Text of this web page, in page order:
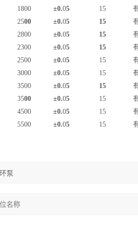
1800 ±0.05 15
2500 ±0.05 15
2800 ±0.05 15
2300 ±0.05 15
2500 ±0.05 15
3000 ±0.05 15
3500 ±0.05 15
3500 ±0.05 15
4500 ±0.05 15
5500 ±0.05 15